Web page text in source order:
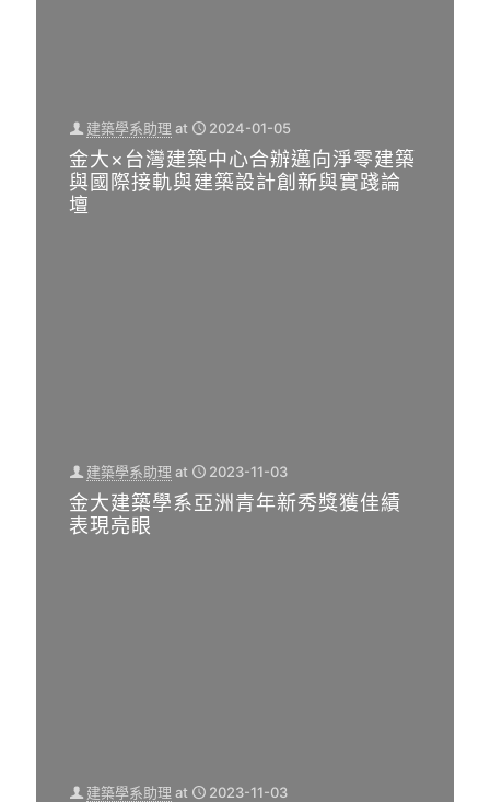
建築學系助理 at 2024-01-05
金大×台灣建築中心合辦邁向淨零建築
與國際接軌與建築設計創新與實踐論
壇
建築學系助理 at 2023-11-03
金大建築學系亞洲青年新秀獎獲佳績
表現亮眼
建築學系助理 at 2023-11-03